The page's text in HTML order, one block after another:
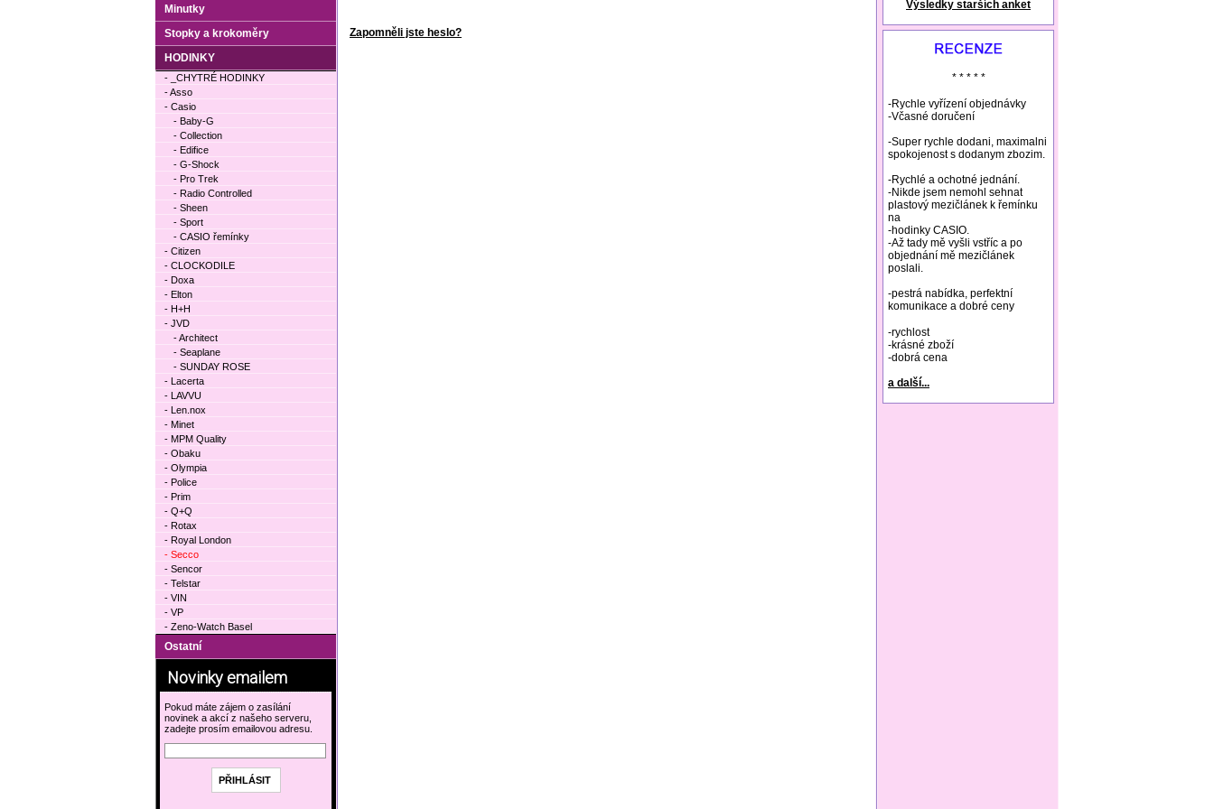
Zapomněli jste heslo?
natural remedies rosacea
Výsledky starších anket
* * * * *
-Rychle vyřízení objednávky
-Včasné doručení
-Super rychle dodani, maximalni
spokojenost s dodanym zbozim.
-Rychlé a ochotné jednání.
-Nikde jsem nemohl sehnat
plastový mezičlánek k řemínku
na
-hodinky CASIO.
-Až tady mě vyšli vstříc a po
objednání mě mezičlánek
poslali.
-pestrá nabídka, perfektní
komunikace a dobré ceny
-rychlost
-krásné zboží
-dobrá cena
a další...
Minutky
Stopky a krokoměry
HODINKY
- _CHYTRÉ HODINKY
- Asso
- Casio
- Baby-G
- Collection
- Edifice
- G-Shock
- Pro Trek
- Radio Controlled
- Sheen
- Sport
- CASIO řemínky
- Citizen
- CLOCKODILE
- Doxa
- Elton
- H+H
- JVD
- Architect
- Seaplane
- SUNDAY ROSE
- Lacerta
- LAVVU
- Len.nox
- Minet
- MPM Quality
- Obaku
- Olympia
- Police
- Prim
- Q+Q
- Rotax
- Royal London
- Secco
- Sencor
- Telstar
- VIN
- VP
- Zeno-Watch Basel
Ostatní
Novinky emailem
Pokud máte zájem o zasílání
novinek a akcí z našeho serveru,
zadejte prosím emailovou adresu.